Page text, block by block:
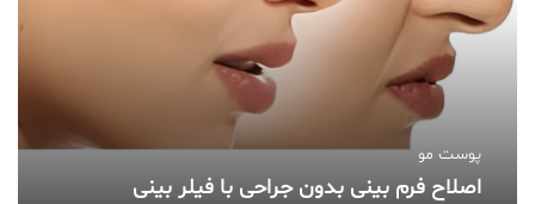
پوست مو
اصلاح فرم بینی بدون جراحی با فیلر بینی